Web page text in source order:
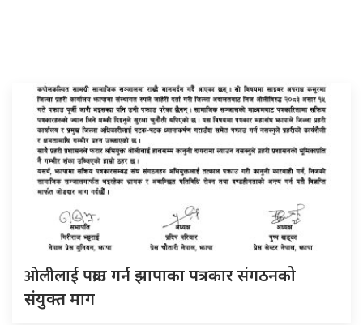
ओलीलाईपक्राउ गर्न झापाका पत्रकार संगठनको
संयुक्त माग